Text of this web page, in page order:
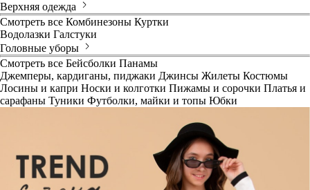
Верхняя одежда
Смотреть все Комбинезоны Куртки
Водолазки Галстуки
Головные уборы
Смотреть все Бейсболки Панамы
Джемперы, кардиганы, пиджаки Джинсы Жилеты Костюмы
Лосины и капри Носки и колготки Пижамы и сорочки Платья и
сарафаны Туники Футболки, майки и топы Юбки